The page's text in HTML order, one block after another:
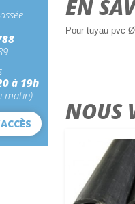
EN
Pour tuyau pvc
NOUS
à 19h
matin)